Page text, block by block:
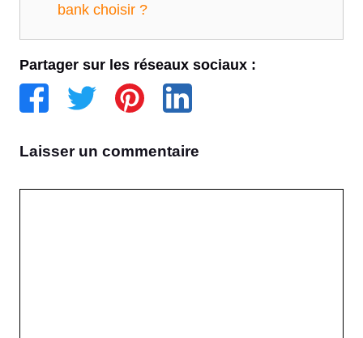
bank choisir ?
Partager sur les réseaux sociaux :
Laisser un commentaire